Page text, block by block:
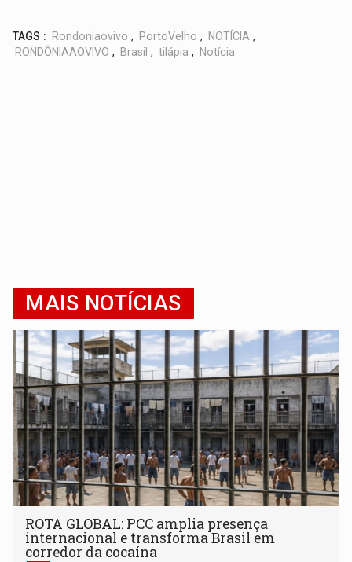
TAGS : Rondoniaovivo , PortoVelho , NOTÍCIA ,
RONDÔNIAAOVIVO , Brasil , tilápia , Notícia
MAIS NOTÍCIAS
ROTA GLOBAL: PCC amplia presença
internacional e transforma Brasil em
corredor da cocaína